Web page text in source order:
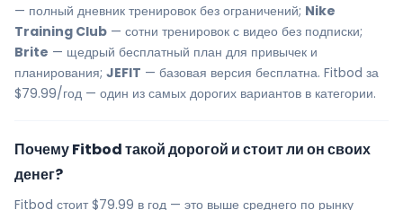
— полный дневник тренировок без ограничений; Nike
Training Club — сотни тренировок с видео без подписки;
Brite — щедрый бесплатный план для привычек и
планирования; JEFIT — базовая версия бесплатна. Fitbod за
$79.99/год — один из самых дорогих вариантов в категории.
Почему Fitbod такой дорогой и стоит ли он своих
денег?
Fitbod стоит $79.99 в год — это выше среднего по рынку